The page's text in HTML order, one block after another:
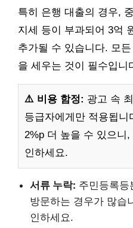
특히 은행 대출의 경우,
지세 등이 부과되어 3억
추가될 수 있습니다. 모
을 세우는 것이 필수입니
⚠️ 비용 함정: 광고 속
등급자에게만 적용됩
2%p 더 높을 수 있으니
인하세요.
서류 누락: 주민등록등
방문하는 경우가 많습
인하세요.